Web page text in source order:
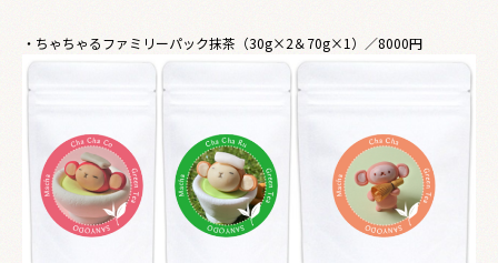
・ちゃちゃるファミリーパック抹茶（30g×2＆70g×1）／8000円